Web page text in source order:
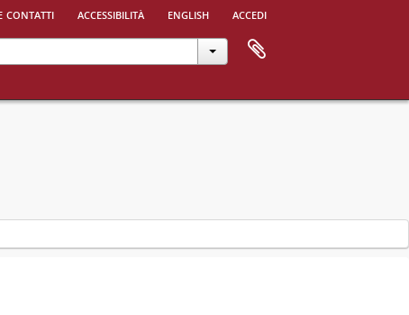
contatti accessibilità english accedi